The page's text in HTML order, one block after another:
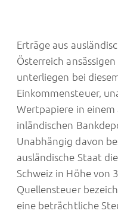
Erträge aus
Österreich
unterliegen bei
Einkommensteuer,
Wertpapiere in einem
inländischen
Unabhängig davon
ausländische Staat
Schweiz in Höhe von
Quellensteuer
eine beträchtliche